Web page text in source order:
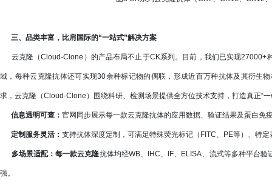
三、品类丰富，比肩国际的“一站式”解决方案
云克隆（Cloud-Clone）的产品布局不止于CK系列。目前，我们已实现27000+
域，每种云克隆抗体还可实现30余种标记物的偶联，形成近百万种抗体及其衍生
求，云克隆（Cloud-Clone）围绕科研、检测场景提供全方位技术支持，打造真正“一
信息透明可查： 官网同步展示每一款云克隆抗体的应用数据、验证结果及蛋白免
定制服务灵活： 支持抗体深度定制，可满足特殊荧光标记（FITC、PE等）、特
多场景适配：每一款云克隆抗体均经WB、IHC、IF、ELISA、流式等多种平台
强。